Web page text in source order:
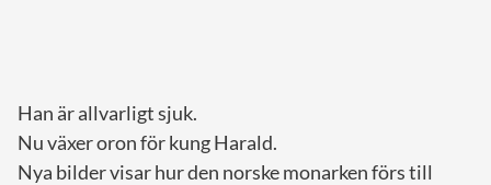
Han är allvarligt sjuk.
Nu växer oron för kung Harald.
Nya bilder visar hur den norske monarken förs till